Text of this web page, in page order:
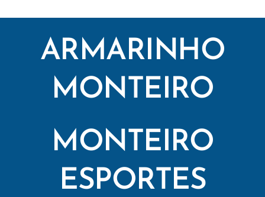
ARMARINHO
MONTEIRO
MONTEIRO
ESPORTES